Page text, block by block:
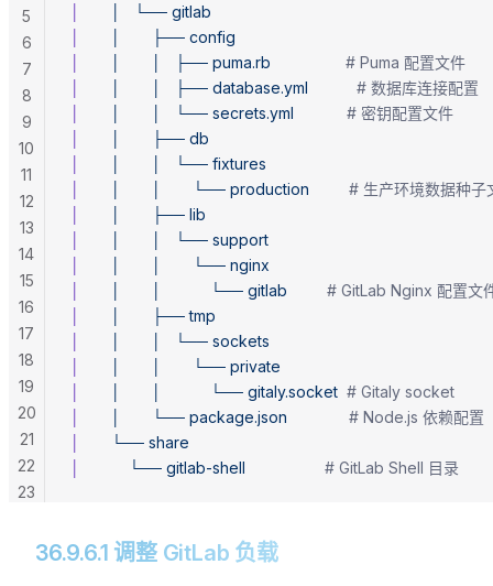
   └──
gitlab
       ├──
config
   ├──
puma.rb
                 # Puma 配置文件
   ├──
database.yml
           # 数据库连接配置
   └──
secrets.yml
            # 密钥配置文件
       ├──
db
   └──
fixtures
       └──
production
# 生产环境数据种
       ├──
lib
   └──
support
       └──
nginx
           └──
gitlab
# GitLab Nginx 配置文
       ├──
tmp
   └──
sockets
       └──
private
           └──
gitaly.socket
  # Gitaly socket
       └──
package.json
              # Node.js 依赖配置
       └──
share
           └──
gitlab-shell
                  # GitLab Shell 目录
5
6
7
8
9
10
11
12
13
14
15
16
17
18
19
20
21
22
23
36.9.6.1 调整 GitLab 负载